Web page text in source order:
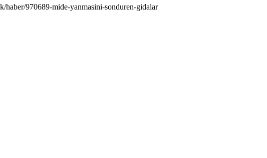
970689-mide-yanmasini-sonduren-gidalar